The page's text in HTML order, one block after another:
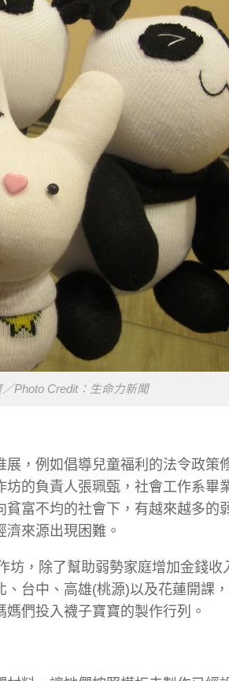
Photo Credit：生命力新聞
，例如倡導兒童福利的法令政策
的負責人張珮甄，社會工作系畢
富不均的社會下，有越來越多的
來源出現困難。
，除了幫助弱勢家庭增加金錢收
台中、高雄(桃源)以及花蓮開課
們投入襪子寶寶的製作行列。